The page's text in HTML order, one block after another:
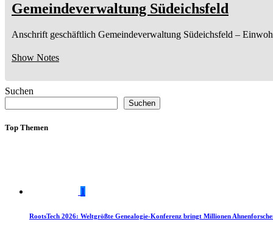
Gemeindeverwaltung Südeichsfeld
Anschrift geschäftlich Gemeindeverwaltung Südeichsfeld –
Show Notes
Suchen
Suchen
Top Themen
1
RootsTech 2026: Weltgrößte Genealogie-Konferenz bringt Millionen